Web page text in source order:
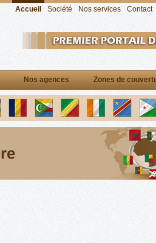
Accueil Société Nos services Contact
Nos agences Zones de